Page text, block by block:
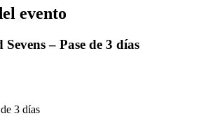
evento
– Pase de 3 días
3 días